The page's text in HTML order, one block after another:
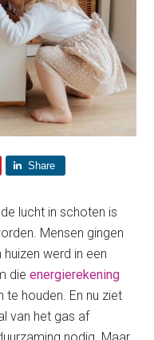
Share
lucht in schoten is
Mensen gingen
huizen werd in een
dieenergierekening
te houden. En nu ziet
van het gas af